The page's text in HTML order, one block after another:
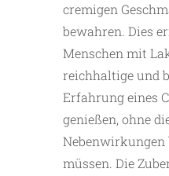
cremigen
bewahren. Dies
Menschen mit
reichhaltige und
Erfahrung eines
genießen, ohne
Nebenwirkungen
müssen. Die